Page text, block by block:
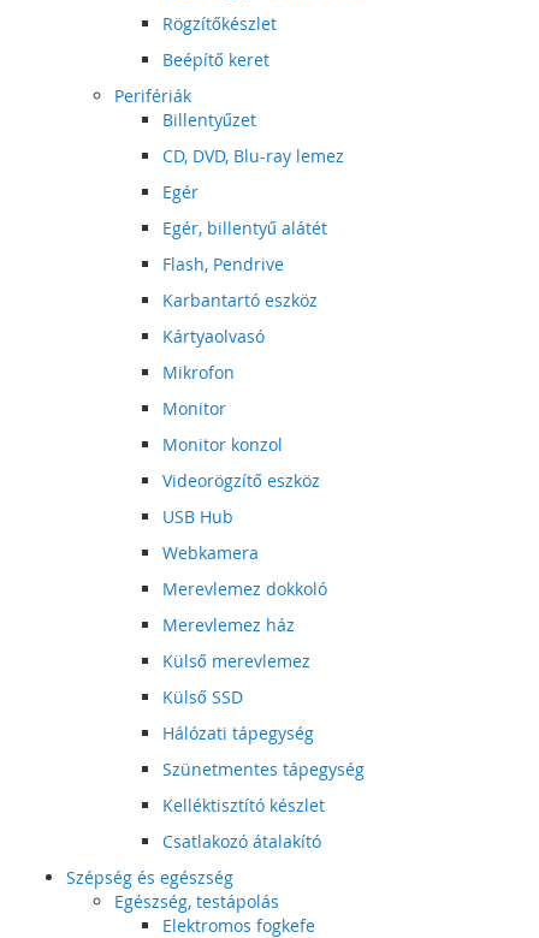
Rögzítőkészlet
Beépítő keret
Perifériák
Billentyűzet
CD, DVD, Blu-ray lemez
Egér
Egér, billentyű alátét
Flash, Pendrive
Karbantartó eszköz
Kártyaolvasó
Mikrofon
Monitor
Monitor konzol
Videorögzítő eszköz
USB Hub
Webkamera
Merevlemez dokkoló
Merevlemez ház
Külső merevlemez
Külső SSD
Hálózati tápegység
Szünetmentes tápegység
Kelléktisztító készlet
Csatlakozó átalakító
Szépség és egészség
Egészség, testápolás
Elektromos fogkefe